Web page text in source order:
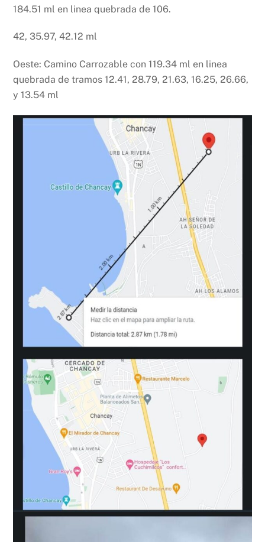
184.51 ml en linea quebrada de 106.
42, 35.97, 42.12 ml
Oeste: Camino Carrozable con 119.34 ml en linea
quebrada de tramos 12.41, 28.79, 21.63, 16.25, 26.66,
y 13.54 ml